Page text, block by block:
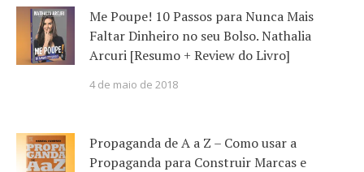
Me Poupe! 10 Passos para Nunca Mais
Faltar Dinheiro no seu Bolso. Nathalia
Arcuri [Resumo + Review do Livro]
4 de maio de 2018
Propaganda de A a Z – Como usar a
Propaganda para Construir Marcas e